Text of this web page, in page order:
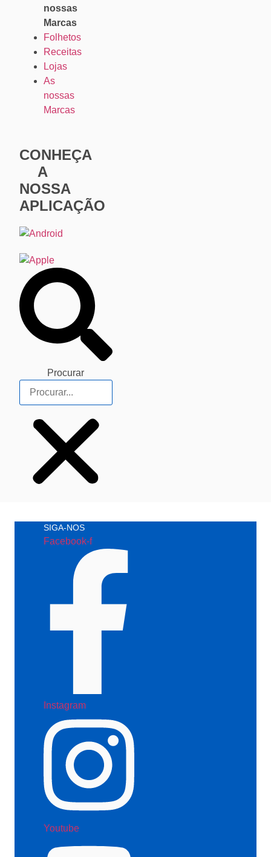
nossas
Marcas
Folhetos
Receitas
Lojas
As
nossas
Marcas
CONHEÇA
A
NOSSA
APLICAÇÃO
Procurar
SIGA-NOS
Facebook-f
Instagram
Youtube